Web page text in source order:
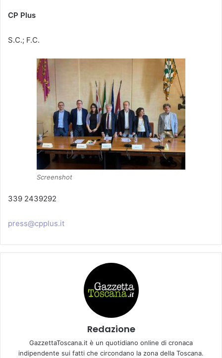
CP Plus
S.C.; F.C.
Screenshot
339 2439292
press@cpplus.it
Redazione
GazzettaToscana.it è un quotidiano online di cronaca
indipendente sui fatti che circondano la zona della Toscana.